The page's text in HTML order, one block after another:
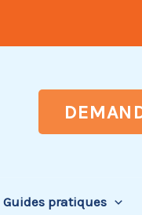
Guides pratiques